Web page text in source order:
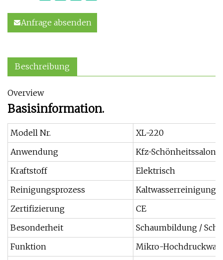
Anfrage absenden
Beschreibung
Overview
Basisinformation.
Modell Nr.
XL-220
Anwendung
Kfz-Schönheitssalon
Kraftstoff
Elektrisch
Reinigungsprozess
Kaltwasserreinigung
Zertifizierung
CE
Besonderheit
Schaumbildung /
Funktion
Mikro-